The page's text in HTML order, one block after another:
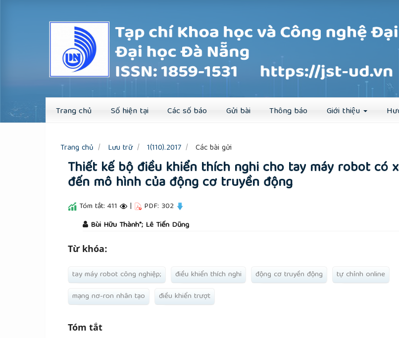
Trang chủ Số hiện tại Các số báo Gửi bài Thông báo Giới thiệu
Đăng ký Đăng nhập
Trang chủ Lưu trữ 1(110).2017 Các bài gửi
Thiết kế bộ điều khiển thích nghi cho tay máy robot có
đến mô hình của động cơ truyền động
Tóm tắt: 411 | PDF: 302
##plugins.themes.academic_pro.article.main##
Bùi Hữu Thành*; Lê Tiến Dũng
Từ khóa:
tay máy robot công nghiệp; điều khiển thích nghi động cơ truyền động
tự chỉnh online
mạng nơ-ron nhân tạo
điều khiển trượt
Tóm tắt